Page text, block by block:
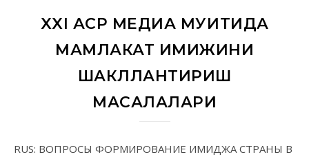
XXI АСР МЕДИА МУҲИТИДА
МАМЛАКАТ ИМИЖИНИ
ШАКЛЛАНТИРИШ
МАСАЛАЛАРИ
RUS: ВОПРОСЫ ФОРМИРОВАНИЕ ИМИДЖА СТРАНЫ В